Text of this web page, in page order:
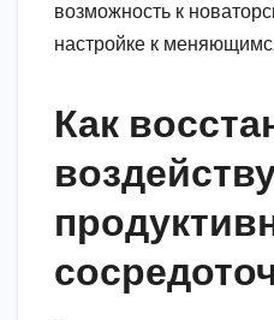
возможность к
настройке к
Как